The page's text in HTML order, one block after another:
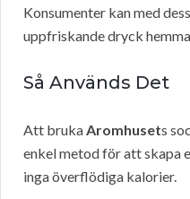
Konsumenter kan med
uppfriskande dryck
Så Används Det
Att brukaAromhusets
enkel metod för att skapa
inga överflödiga kalorier.